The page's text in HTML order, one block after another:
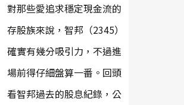
對那些愛追求穩定現金流的
存股族來說，智邦（2345）
確實有幾分吸引力，不過進
場前得仔細盤算一番。回頭
看智邦過去的股息紀錄，公